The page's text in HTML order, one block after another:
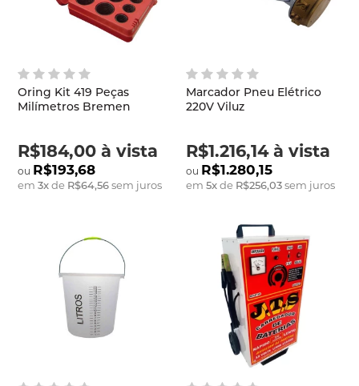
Oring Kit 419 Peças
Milímetros Bremen
R$184,00 à vista
R$193,68
em3xde R$64,56sem juros
Marcador Pneu Elétrico
220V Viluz
R$1.216,14à vista
R$1.280,15
em 5xde R$256,03sem juros